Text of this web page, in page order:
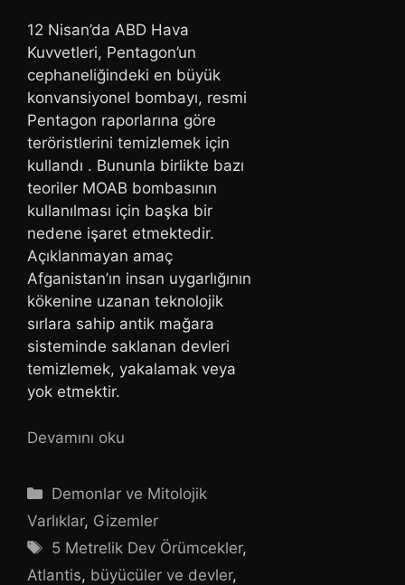
12 Nisan’da ABD Hava
Kuvvetleri, Pentagon’un
cephaneliğindeki en büyük
konvansiyonel bombayı, resmi
Pentagon raporlarına göre
teröristlerini temizlemek için
kullandı . Bununla birlikte bazı
teoriler MOAB bombasının
kullanılması için başka bir
nedene işaret etmektedir.
Açıklanmayan amaç
Afganistan’ın insan uygarlığının
kökenine uzanan teknolojik
sırlara sahip antik mağara
sisteminde saklanan devleri
temizlemek, yakalamak veya
yok etmektir.
Devamını oku
Kategoriler
Demonlar ve Mitolojik
Varlıklar, Gizemler
Etiketler
5 Metrelik Dev Örümcekler,
Atlantis, büyücüler ve devler,